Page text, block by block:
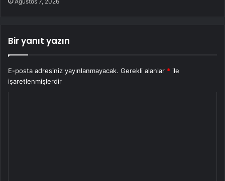
Bir yanıt yazın
E-posta adresiniz yayınlanmayacak. Gerekli alanlar * ile
işaretlenmişlerdir